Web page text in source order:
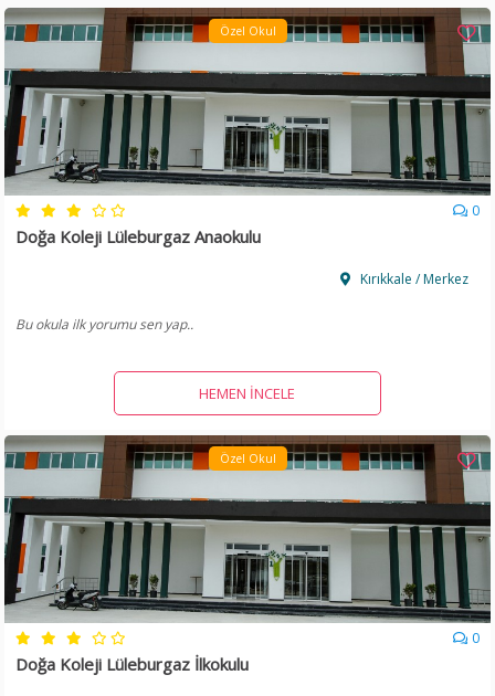
Özel Okul
0
Doğa Koleji Lüleburgaz Anaokulu
Kırıkkale / Merkez
Bu okula ilk yorumu sen yap..
HEMEN İNCELE
Özel Okul
0
Doğa Koleji Lüleburgaz İlkokulu